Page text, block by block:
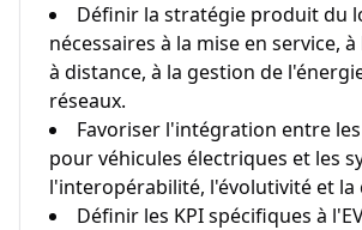
Définir la stratégie produit du
nécessaires à la mise en service,
à distance, à la gestion de
réseaux.
Favoriser l'intégration entre les
pour véhicules électriques et les
l'interopérabilité, l'évolutivité et
Définir les KPI spécifiques à